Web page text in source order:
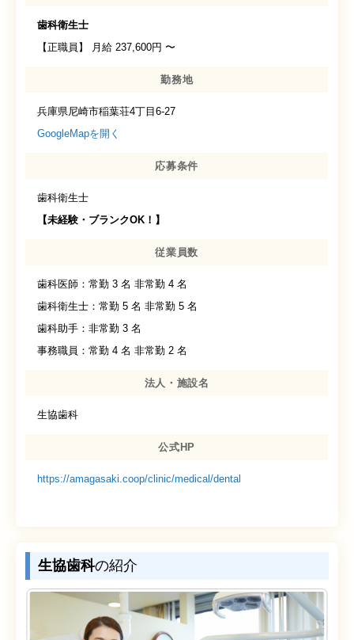
歯科衛生士
【正職員】 月給 237,600円 〜
勤務地
兵庫県尼崎市稲葉荘4丁目6-27
GoogleMapを開く
応募条件
歯科衛生士
【未経験・ブランクOK！】
従業員数
歯科医師：常勤 3 名 非常勤 4 名
歯科衛生士：常勤 5 名 非常勤 5 名
歯科助手：非常勤 3 名
事務職員：常勤 4 名 非常勤 2 名
法人・施設名
生協歯科
公式HP
https://amagasaki.coop/clinic/medical/dental
生協歯科の紹介